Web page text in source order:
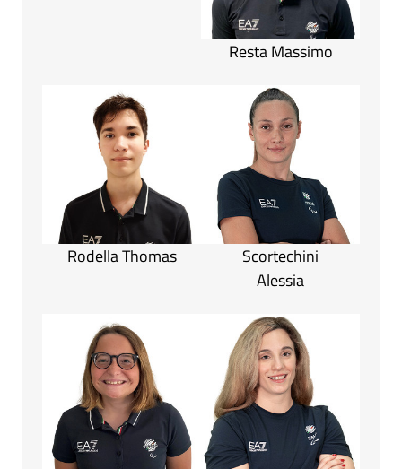
Resta Massimo
Rodella Thomas
Scortechini
Alessia